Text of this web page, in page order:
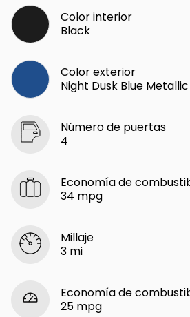
Color interior
Black
Color exterior
Night Dusk Blue Metallic
Número de puertas
4
Economía de
34 mpg
Millaje
3 mi
Economía de
25 mpg